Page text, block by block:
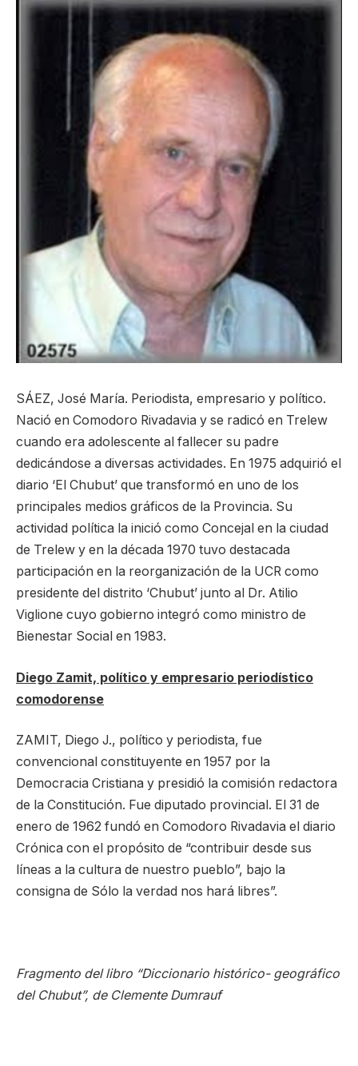
SÁEZ, José María. Periodista, empresario y político.
Nació en Comodoro Rivadavia y se radicó en Trelew
cuando era adolescente al fallecer su padre
dedicándose a diversas actividades. En 1975 adquirió el
diario ‘El Chubut’ que transformó en uno de los
principales medios gráficos de la Provincia. Su
actividad política la inició como Concejal en la ciudad
de Trelew y en la década 1970 tuvo destacada
participación en la reorganización de la UCR como
presidente del distrito ‘Chubut’ junto al Dr. Atilio
Viglione cuyo gobierno integró como ministro de
Bienestar Social en 1983.
Diego Zamit, político y empresario periodístico
comodorense
ZAMIT, Diego J., político y periodista, fue
convencional constituyente en 1957 por la
Democracia Cristiana y presidió la comisión redactora
de la Constitución. Fue diputado provincial. El 31 de
enero de 1962 fundó en Comodoro Rivadavia el diario
Crónica con el propósito de “contribuir desde sus
líneas a la cultura de nuestro pueblo”, bajo la
consigna de Sólo la verdad nos hará libres”.
Fragmento del libro “Diccionario histórico- geográfico
del Chubut”, de Clemente Dumrauf